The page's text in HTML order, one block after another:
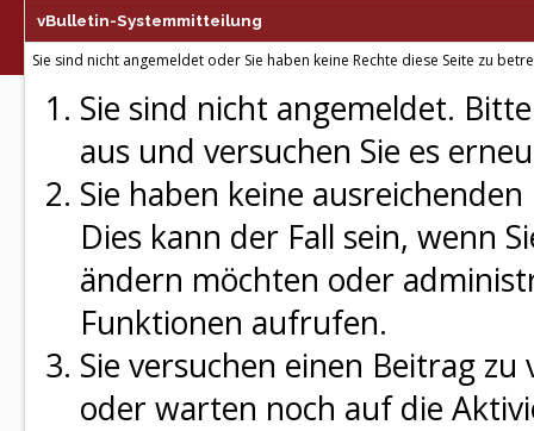
vBulletin-Systemmitteilung
Sie sind nicht angemeldet oder Sie haben keine Rechte diese Seite zu
Sie sind nicht angemeldet.
aus und versuchen Sie es
Sie haben keine
Dies kann der Fall sein, wenn
ändern möchten oder
Funktionen aufrufen.
Sie versuchen einen Beitrag
oder warten noch auf die